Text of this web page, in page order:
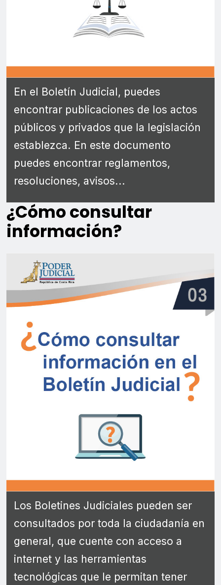
En el Boletín Judicial, puedes
encontrar publicaciones de los actos
públicos y privados que la legislación
establezca. En este documento
puedes encontrar reglamentos,
resoluciones, avisos...
¿Cómo consultar
información?
Los Boletines Judiciales pueden ser
consultados por toda la ciudadanía en
general, que cuente con acceso a
internet y las herramientas
tecnológicas que le permitan tener